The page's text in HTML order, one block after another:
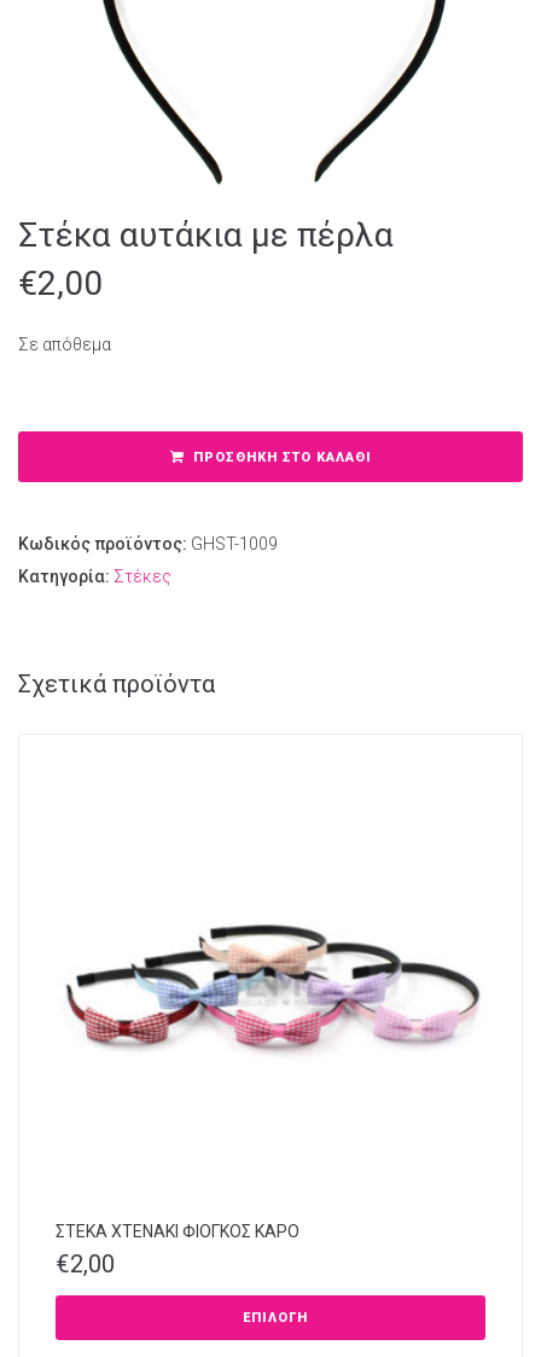
Στέκα αυτάκια με πέρλα
€2,00
Σε απόθεμα
ΠΡΟΣΘΉΚΗ ΣΤΟ ΚΑΛΆΘΙ
Κωδικός προϊόντος: GHST-1009
Κατηγορία: Στέκες
Σχετικά προϊόντα
ΣΤΕΚΑ XTENAKI ΦΙΟΓΚΟΣ ΚΑΡΟ
€2,00
ΕΠΙΛΟΓΉ